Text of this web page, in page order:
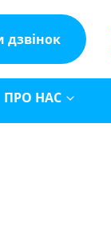
дзвінок
ПРО НАС